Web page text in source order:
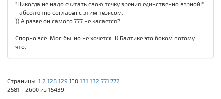
"Никогда не надо считать свою точку зрения единственно верной!"
- абсолютно согласен с этим тезисом.
)) А разве он самого 777 не касается?
Спорно всё. Мог бы, но не хочется. К Балтике это боком потому
что.
Страницы: 1 2 128 129 130 131 132 771 772
2581 - 2600 из 15439